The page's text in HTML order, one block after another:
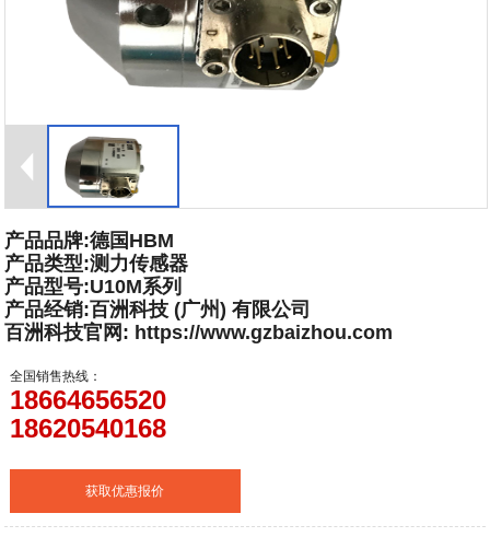
产品品牌:德国HBM
产品类型:测力传感器
产品型号:U10M系列
产品经销:百洲科技 (广州) 有限公司
百洲科技官网: https://www.gzbaizhou.com
全国销售热线：
18664656520
18620540168
获取优惠报价